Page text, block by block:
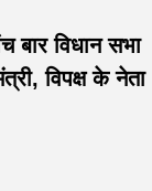
बार विधान सभा
विपक्ष के नेता